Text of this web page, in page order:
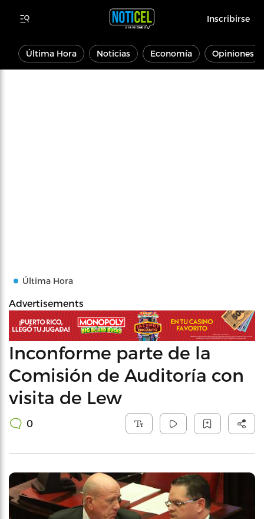
Inscribirse
Última Hora Noticias Economía Opiniones
Última Hora
Advertisements
Inconforme parte de la
Comisión de Auditoría con
visita de Lew
0